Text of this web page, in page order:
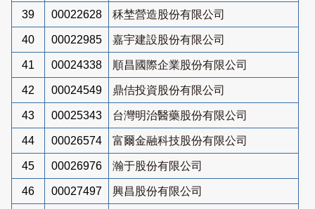
39 00022628 秝埜營造股份有限公司
40 00022985 嘉宇建設股份有限公司
41 00024338 順昌國際企業股份有限公司
42 00024549 鼎佶投資股份有限公司
43 00025343 台灣明治醫藥股份有限公司
44 00026574 富爾金融科技股份有限公司
45 00026976 瀚于股份有限公司
46 00027497 興昌股份有限公司